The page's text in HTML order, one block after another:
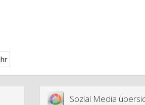
Sozial Media